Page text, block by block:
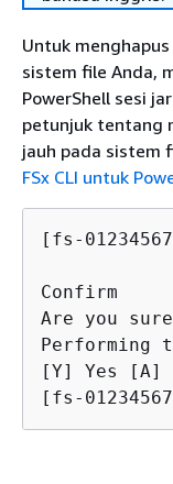
Untuk
sistem file Anda,
PowerShell sesi
petunjuk tentang
jauh pada sistem
FSx CLI untuk
[fs-
Confirm
Are you
Performing
[Y] Yes
[fs-